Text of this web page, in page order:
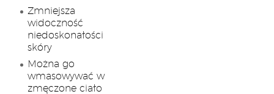
Zmniejsza
widoczność
niedoskonałości
skóry
Można go
wmasowywać w
zmęczone ciało